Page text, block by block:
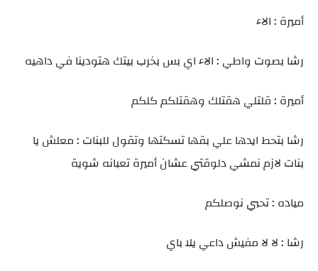
أميرة : الاء
رشا بصوت واطي : الاء اي بس بخرب بيتك هتودينا في داهيه
أميرة : قلتلي هقتلك وهقتلكم كلكم
رشا بتحط ايدها علي بقها تسكتها وتقول للبنات : معلش يا
بنات لازم نمشي دلوقتي عشان أميرة تعبانه شوية
مياده : تحبي نوصلكم
رشا : لا لا مفيش داعي يلا باي